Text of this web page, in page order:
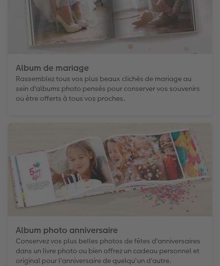
Album de mariage
Rassemblez tous vos plus beaux clichés de mariage au
sein d'albums photo pensés pour conserver vos souvenirs
ou être offerts à tous vos proches.
Album photo anniversaire
Conservez vos plus belles photos de fêtes d'anniversaires
dans un livre photo ou bien offrez un cadeau personnel et
original pour l'anniversaire de quelqu'un d'autre.